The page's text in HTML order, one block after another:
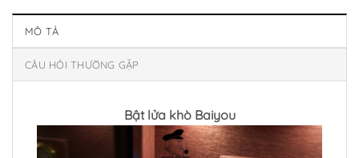
MÔ TẢ
CÂU HỎI THƯỜNG GẶP
Bật lửa khò Baiyou